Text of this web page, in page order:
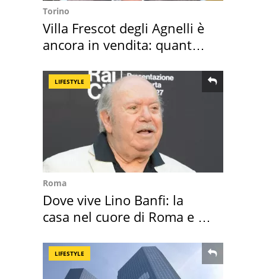
Torino
Villa Frescot degli Agnelli è
ancora in vendita: quanto
LIFESTYLE
Roma
Dove vive Lino Banfi: la
casa nel cuore di Roma e i
LIFESTYLE